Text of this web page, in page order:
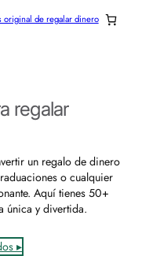
original de regalar dinero
regalar
un regalo de dinero
o cualquier
Aquí tienes 50+
única y divertida.
▸